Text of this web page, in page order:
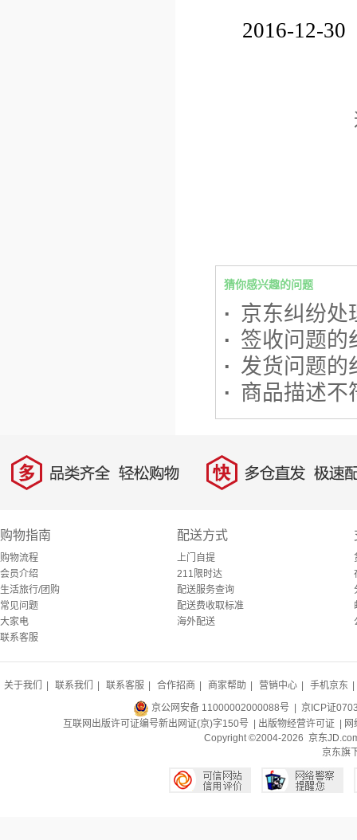
2016-12-30
猜你感兴趣的问题
· 京东纠纷处
· 签收问题的
· 发货问题的
· 商品描述不
多 品类齐全，轻松购物 快 多仓直发，极速配
购物指南
购物流程
会员介绍
生活旅行/团购
常见问题
大家电
联系客服
配送方式
上门自提
211限时达
配送服务查询
配送费收取标准
海外配送
关于我们 联系我们 联系客服 合作招商 商家帮助 营销中心 手机京东
京公网安备 11000002000088号 | 京ICP证
互联网出版许可证编号新出网证(京)字150号 | 出版物经营许可证
Copyright ©2004-2026 京东
京东旗